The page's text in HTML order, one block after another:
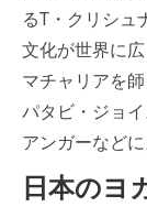
るT・クリシュ
文化が世界に
マチャリアを
パタビ・ジョ
アンガーなど
日本のヨ